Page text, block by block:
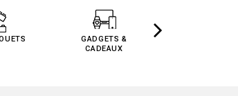
GADGETS &
CADEAUX